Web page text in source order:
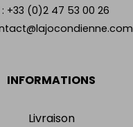
INFORMATIONS
Livraison
+33 (0)2 47 53 00 26